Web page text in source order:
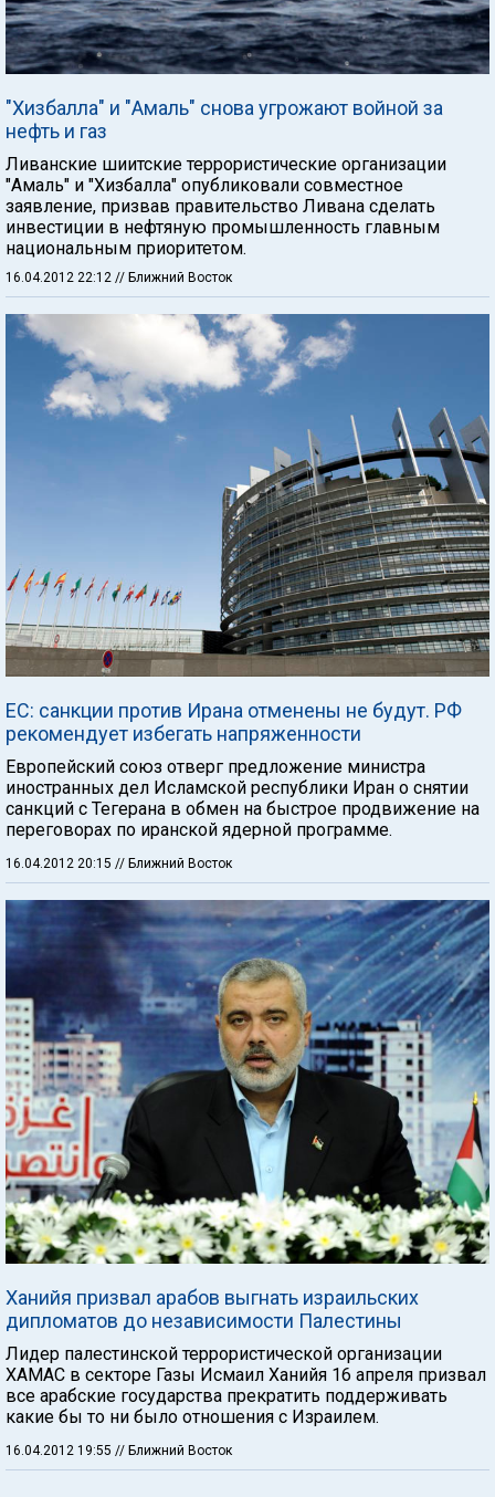
"Хизбалла" и "Амаль" снова угрожают войной за
нефть и газ
Ливанские шиитские террористические организации
"Амаль" и "Хизбалла" опубликовали совместное
заявление, призвав правительство Ливана сделать
инвестиции в нефтяную промышленность главным
национальным приоритетом.
16.04.2012 22:12 // Ближний Восток
ЕС: санкции против Ирана отменены не будут. РФ
рекомендует избегать напряженности
Европейский союз отверг предложение министра
иностранных дел Исламской республики Иран о снятии
санкций с Тегерана в обмен на быстрое продвижение на
переговорах по иранской ядерной программе.
16.04.2012 20:15 // Ближний Восток
Ханийя призвал арабов выгнать израильских
дипломатов до независимости Палестины
Лидер палестинской террористической организации
ХАМАС в секторе Газы Исмаил Ханийя 16 апреля призвал
все арабские государства прекратить поддерживать
какие бы то ни было отношения с Израилем.
16.04.2012 19:55 // Ближний Восток